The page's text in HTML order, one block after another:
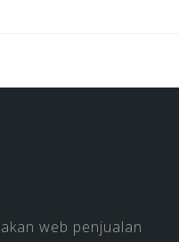
web penjualan